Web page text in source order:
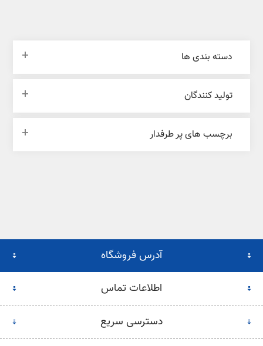
دسته بندی ها
تولید کنندگان
برچسب های پر طرفدار
آدرس فروشگاه
اطلاعات تماس
دسترسی سریع